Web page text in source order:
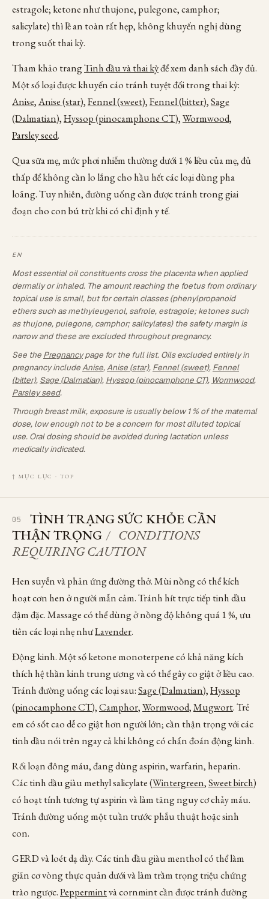
estragole; ketone như thujone, pulegone, camphor;
salicylate) thì lề an toàn rất hẹp, không khuyến nghị dùng
trong suốt thai kỳ.
Tham khảo trangTinh dầu và thai kỳđể xem danh sách đầy đủ.
Một số loại được khuyến cáo tránh tuyệt đối trong thai kỳ:
Anise,Anise (star),Fennel (sweet),Fennel (bitter),Sage
(Dalmatian),Hyssop (pinocamphone CT),Wormwood,
Parsley seed.
Qua sữa mẹ, mức phơi nhiễm thường dưới 1 % liều của mẹ, đủ
thấp để không cần lo lắng cho hầu hết các loại dùng pha
loãng. Tuy nhiên, đường uống cần được tránh trong giai
đoạn cho con bú trừ khi có chỉ định y tế.
Most essential oil constituents cross the placenta when applied
dermally or inhaled. The amount reaching the foetus from ordinary
topical use is small, but for certain classes (phenylpropanoid
ethers such as methyleugenol, safrole, estragole; ketones such
as thujone, pulegone, camphor; salicylates) the safety margin is
narrow and these are excluded throughout pregnancy.
See the Pregnancypage for the full list. Oils excluded entirely in
pregnancy includeAnise,Anise (star), Fennel (sweet), Fennel
(bitter), Sage (Dalmatian), Hyssop (pinocamphone CT), Wormwood,
Parsley seed.
Through breast milk, exposure is usually below 1 % of the maternal
dose, low enough not to be a concern for most diluted topical
use. Oral dosing should be avoided during lactation unless
medically indicated.
↑ MỤC LỤC · TOP
05
TÌNH TRẠNG SỨC KHỎE CẦN
THẬN TRỌNG / CONDITIONS
REQUIRING CAUTION
Hen suyễn và phản ứng đường thở. Mùi nồng có thể kích
hoạt cơn hen ở người mẫn cảm. Tránh hít trực tiếp tinh dầu
đậm đặc. Massage có thể dùng ở nồng độ không quá 1 %, ưu
tiên các loại nhẹ nhưLavender.
Động kinh. Một số ketone monoterpene có khả năng kích
thích hệ thần kinh trung ương và có thể gây co giật ở liều cao.
Tránh đường uống các loại sau:Sage (Dalmatian),Hyssop
(pinocamphone CT),Camphor,Wormwood,Mugwort. Trẻ
em có sốt cao dễ co giật hơn người lớn; cần thận trọng với các
tinh dầu nói trên ngay cả khi không có chẩn đoán động kinh.
Rối loạn đông máu, đang dùng aspirin, warfarin, heparin.
Các tinh dầu giàu methyl salicylate (Wintergreen,Sweet birch)
có hoạt tính tương tự aspirin và làm tăng nguy cơ chảy máu.
Tránh đường uống một tuần trước phẫu thuật hoặc sinh
con.
GERD và loét dạ dày. Các tinh dầu giàu menthol có thể làm
giãn cơ vòng thực quản dưới và làm trầm trọng triệu chứng
trào ngược.Peppermintvà cornmint cần được tránh đường